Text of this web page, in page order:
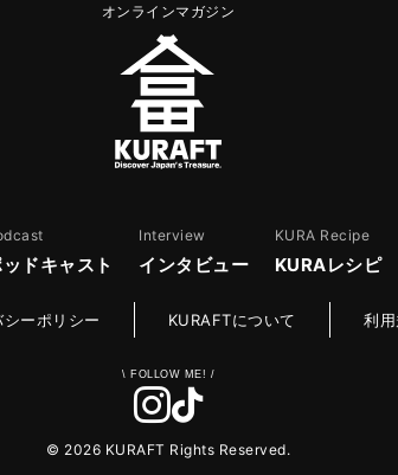
オンラインマガジン
ドキャスト
Interview
インタビュー
KURA Recipe
KURAレシピ
シーポリシー KURAFTについて 利
© 2026 KURAFT Rights Reserved.